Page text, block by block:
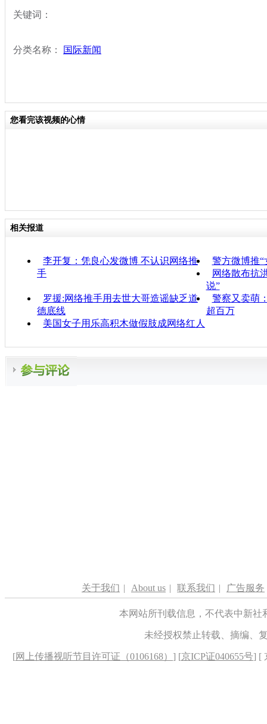
关键词：
分类名称： 国际新闻
您看完该视频的心情
相关报道
李开复：凭良心发微博 不认识网络推
手
警方微博推
网络散布抗
说”
罗援:网络推手用去世大哥造谣缺乏道
德底线
警察又卖萌
超百万
美国女子用乐高积木做假肢成网络红人
关于我们 | About us | 联系我们 | 广告服务
本网站所刊载信息，不代表中新
未经授权禁止转载、摘编、
[网上传播视听节目许可证（0106168） ] [京ICP证040655号] [